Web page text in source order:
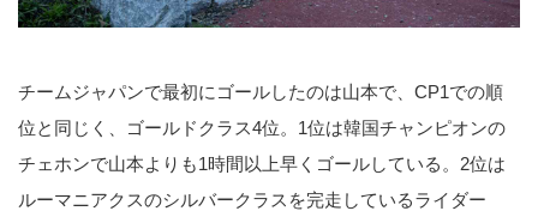
チームジャパンで最初にゴールしたのは山本で、CP1での順
位と同じく、ゴールドクラス4位。1位は韓国チャンピオンの
チェホンで山本よりも1時間以上早くゴールしている。2位は
ルーマニアクスのシルバークラスを完走しているライダー